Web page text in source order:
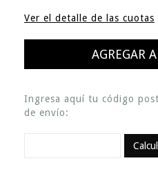
Ver el detalle de las cuotas
Ingresa aquí tu código
de envío: